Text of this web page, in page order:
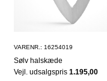
VARENR.: 16254019
Sølv halskæde
Vejl. udsalgspris 1.195,00